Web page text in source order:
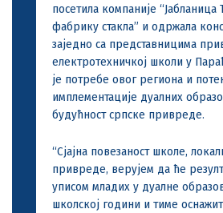
посетила компаније “Јабланица
фабрику стакла” и одржала
заједно са представницима
електротехничкој школи у
је потребе овог региона и
имплементације дуалних
будућност српске привреде.
“Сјајна повезаност школе,
привреде, верујем да ће
уписом младих у дуалне
школској години и тиме